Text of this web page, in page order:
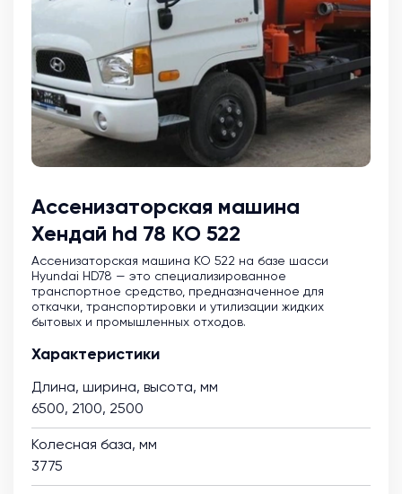
Ассенизаторская машина
Хендай hd 78 КО 522
Ассенизаторская машина KO 522 на базе шасси
Hyundai HD78 — это специализированное
транспортное средство, предназначенное для
откачки, транспортировки и утилизации жидких
бытовых и промышленных отходов.
Характеристики
Длина, ширина, высота, мм
6500, 2100, 2500
Колесная база, мм
3775